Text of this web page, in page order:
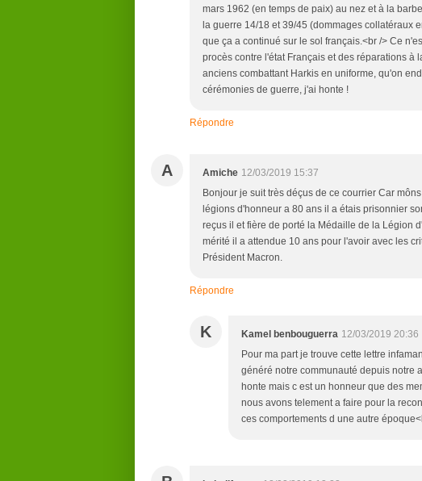
mars 1962 (en temps de paix) au nez et à la
la guerre 14/18 et 39/45 (dommages collatéraux
que ça a continué sur le sol français.<br /> Ce
procès contre l'état Français et des réparations à
anciens combattant Harkis en uniforme, qu'on
cérémonies de guerre, j'ai honte !
Répondre
A Amiche 12/03/2019 15:37
Bonjour je suit très déçus de ce courrier Car
légions d'honneur a 80 ans il a étais prisonnier
reçus il et fière de porté la Médaille de la Légion
mérité il a attendue 10 ans pour l'avoir avec les
Président Macron.
Répondre
K Kamel benbouguerra 12/03/2019 20:36
Pour ma part je trouve cette lettre
généré notre communauté depuis notre
honte mais c est un honneur que des
nous avons telement a faire pour la
ces comportements d une autre